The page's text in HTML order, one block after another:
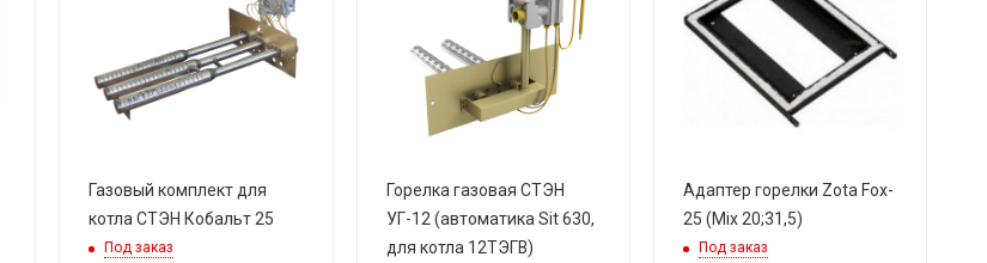
Газовый комплект для
котла СТЭН Кобальт 25
Под заказ
Горелка газовая СТЭН
УГ-12 (автоматика Sit 630,
для котла 12ТЭГВ)
Адаптер горелки Zota Fox-
25 (Mix 20;31,5)
Под заказ